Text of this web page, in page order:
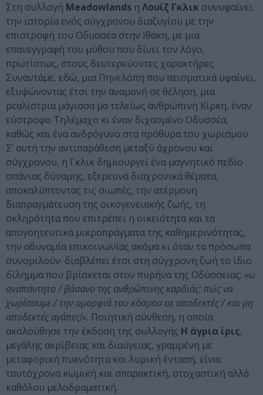
Στη συλλογή Meadowlands η Λουίζ Γκλικ συνυφαίνει
την ιστορία ενός σύγχρονου διαζυγίου με την
επιστροφή του Οδυσσέα στην Ιθάκη, με μια
επανεγγραφή του μύθου που δίνει τον λόγο,
πρωτίστως, στους δευτερεύοντες χαρακτήρες.
Συναντάμε, εδώ, μια Πηνελόπη που πεισματικά υφαίνει,
εξυψώνοντας έτσι την αναμονή σε θέληση, μια
ρεαλίστρια μάγισσα μα τελείως ανθρώπινη Κίρκη, έναν
εύστροφο Τηλέμαχο κι έναν διχασμένο Οδυσσέα,
καθώς και ένα ανδρόγυνο στα πρόθυρα του χωρισμού.
Σ’ αυτή την αντιπαράθεση μεταξύ άχρονου και
σύγχρονου, η Γκλικ δημιουργεί ένα μαγνητικό πεδίο
σπάνιας δύναμης, εξερευνά διαχρονικά θέματα,
αποκαλύπτοντας τις σιωπές, την ατέρμονη
διαπραγμάτευση της οικογενειακής ζωής, τη
σκληρότητα που επιτρέπει η οικειότητα και τα
απογοητευτικά μικροπράγματα της καθημερινότητας,
την αδυναμία επικοινωνίας ακόμα κι όταν τα πρόσωπα
συνομιλούν· διαβλέπει έτσι στη σύγχρονη ζωή το ίδιο
δίλημμα που βρίσκεται στον πυρήνα της Οδύσσειας: «ω
αναπάντητο / βάσανο της ανθρώπινης καρδιάς: πώς να
χωρίσουμε / την ομορφιά του κόσμου σε αποδεκτές / και μη
αποδεκτές αγάπες!». Ποιητική σύνθεση, η οποία
ακολούθησε την έκδοση της συλλογής Η άγρια ίρις,
μεγάλης ακρίβειας και διαύγειας, γραμμένη με
μεταφορική πυκνότητα και λυρική ένταση, είναι
ταυτόχρονα κωμική και σπαρακτική, στοχαστική αλλά
καθόλου μελοδραματική.